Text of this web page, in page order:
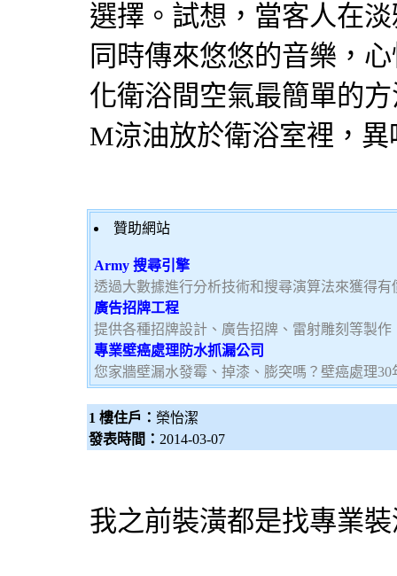
選擇。試想，當客人在
同時傳來悠悠的音樂，
化衛浴間空氣最簡單的
M涼油放於衛浴室裡，
贊助網站
Army 搜尋引擎
透過大數據進行分析技術和搜尋演算法來獲得有
廣告招牌工程
提供各種招牌設計、廣告招牌、雷射雕刻等製
專業壁癌處理防水抓漏公司
您家牆壁漏水發霉、掉漆、膨突嗎？壁癌處理
1 樓住戶： 榮怡潔
發表時間： 2014-03-07
我之前裝潢都是找專業